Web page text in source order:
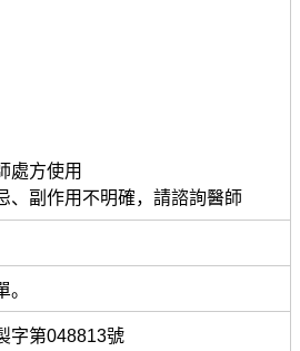
處方使用
、副作用不明確，請諮詢醫師
。
字第048813號